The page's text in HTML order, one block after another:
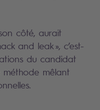
côté, aurait
and leak », c’est-
du candidat
mêlant